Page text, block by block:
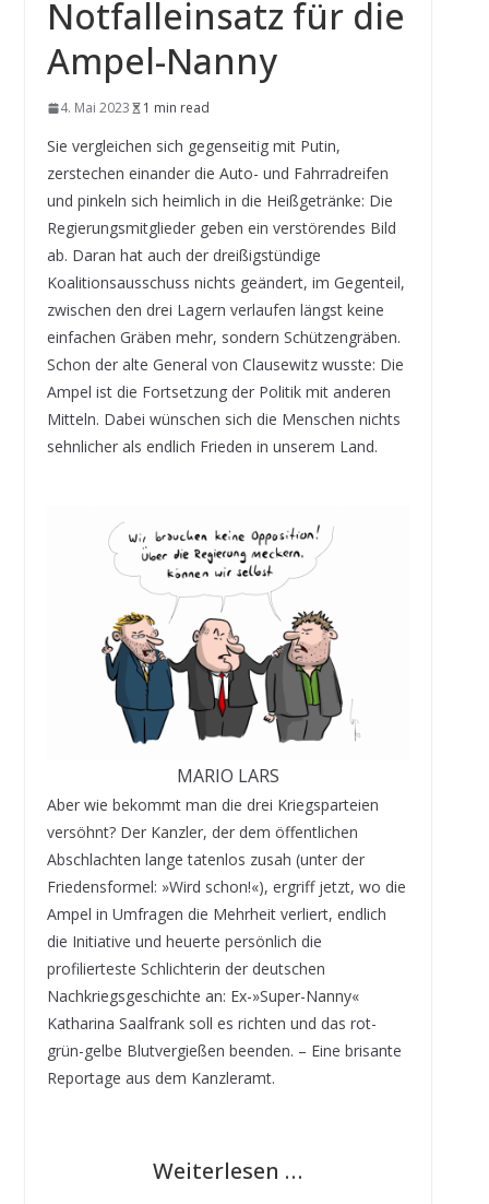
Notfalleinsatz für die
Ampel-Nanny
4. Mai 2023 1 min read
Sie vergleichen sich gegenseitig mit Putin,
zerstechen einander die Auto- und Fahrradreifen
und pinkeln sich heimlich in die Heißgetränke: Die
Regierungsmitglieder geben ein verstörendes Bild
ab. Daran hat auch der dreißigstündige
Koalitionsausschuss nichts geändert, im Gegenteil,
zwischen den drei Lagern verlaufen längst keine
einfachen Gräben mehr, sondern Schützengräben.
Schon der alte General von Clausewitz wusste: Die
Ampel ist die Fortsetzung der Politik mit anderen
Mitteln. Dabei wünschen sich die Menschen nichts
sehnlicher als endlich Frieden in unserem Land.
MARIO LARS
Aber wie bekommt man die drei Kriegsparteien
versöhnt? Der Kanzler, der dem öffentlichen
Abschlachten lange tatenlos zusah (unter der
Friedensformel: »Wird schon!«), ergriff jetzt, wo die
Ampel in Umfragen die Mehrheit verliert, endlich
die Initiative und heuerte persönlich die
profilierteste Schlichterin der deutschen
Nachkriegsgeschichte an: Ex-»Super-Nanny«
Katharina Saalfrank soll es richten und das rot-
grün-gelbe Blutvergießen beenden. – Eine brisante
Reportage aus dem Kanzleramt.
Weiterlesen …